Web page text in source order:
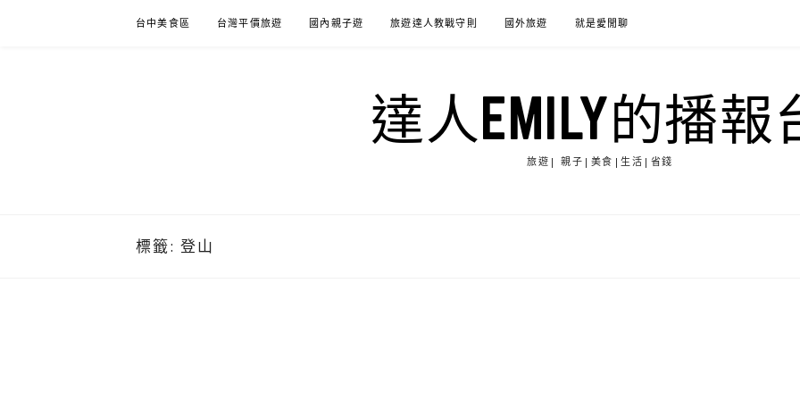
台中美食區 台灣平價旅遊 國內親子遊 旅遊達人教戰守則 國外旅遊 就是愛閒聊
達人EMILY的播報
旅遊| 親子|美食|生活|省錢
標籤: 登山